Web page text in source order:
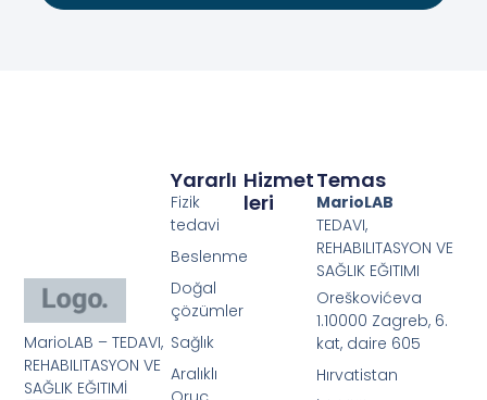
MarioLAB – TEDAVI,
REHABILITASYON VE
SAĞLIK EĞITIMİ
Hizmet
Leri
Yararlı
Fizik
tedavi
Beslenme
Doğal
çözümler
Sağlık
Aralıklı
Temas
MarioLAB
TEDAVI,
REHABILITASYON VE
SAĞLIK EĞITIMI
Oreškovićeva
1.10000 Zagreb, 6.
kat, daire 605
Hırvatistan